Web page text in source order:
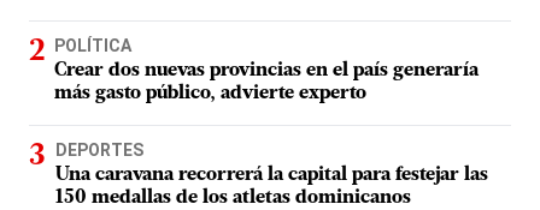
POLÍTICA
Crear dos nuevas provincias en el país generaría
más gasto público, advierte experto
DEPORTES
Una caravana recorrerá la capital para festejar las
150 medallas de los atletas dominicanos